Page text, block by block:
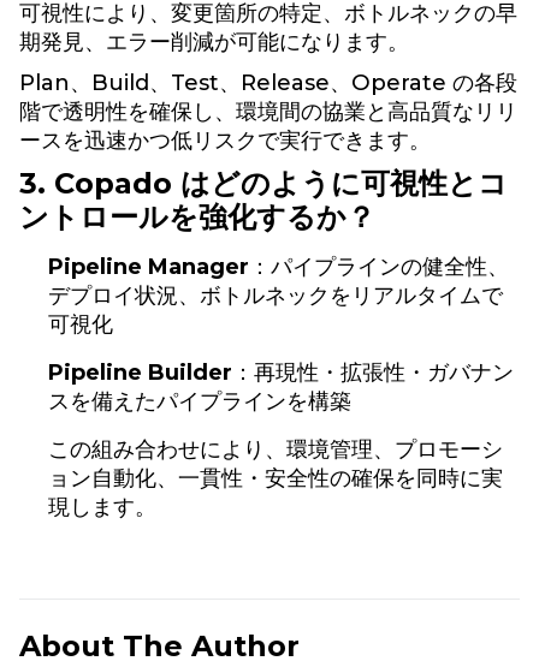
可視性により、変更箇所の特定、ボトルネックの早
期発見、エラー削減が可能になります。
Plan、Build、Test、Release、Operate の各段
階で透明性を確保し、環境間の協業と高品質なリリ
ースを迅速かつ低リスクで実行できます。
3. Copado はどのように可視性とコ
ントロールを強化するか？
Pipeline Manager ：パイプラインの健全性、
デプロイ状況、ボトルネックをリアルタイムで
可視化
Pipeline Builder ：再現性・拡張性・ガバナン
スを備えたパイプラインを構築
この組み合わせにより、環境管理、プロモーシ
ョン自動化、一貫性・安全性の確保を同時に実
現します。
About The Author